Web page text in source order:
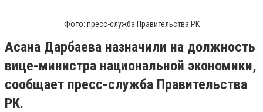
Фото: пресс-служба Правительства РК
Асана Дарбаева назначили на должность
вице-министра национальной экономики,
сообщает пресс-служба Правительства
РК.